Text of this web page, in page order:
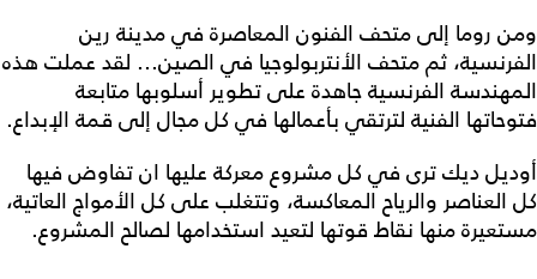
ومن روما إلى متحف الفنون المعاصرة في مدينة رين
الفرنسية، ثم متحف الأنتربولوجيا في الصين... لقد عملت هذه
المهندسة الفرنسية جاهدة على تطوير أسلوبها متابعة
فتوحاتها الفنية لترتقي بأعمالها في كل مجال إلى قمة الإبداع.
أوديل ديك ترى في كل مشروع معركة عليها ان تفاوض فيها
كل العناصر والرياح المعاكسة، وتتغلب على كل الأمواج العاتية،
مستعيرة منها نقاط قوتها لتعيد استخدامها لصالح المشروع.